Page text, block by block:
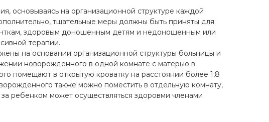
основываясь на организационной структуре каждой
тщательные меры должны быть приняты для
здоровым доношенным детям и недоношенным или
терапии.
на основании организационной структуры больницы и
новорожденного в одной комнате с матерью в
помещают в открытую кроватку на расстоянии более 1,8
также можно поместить в отдельную комнату,
ребенком может осуществляться здоровми членами